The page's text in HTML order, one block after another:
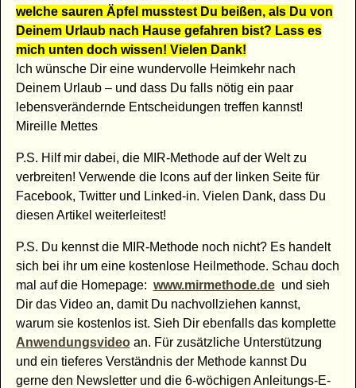
welche sauren Äpfel musstest Du beißen, als Du von
Deinem Urlaub nach Hause gefahren bist? Lass es
mich unten doch wissen! Vielen Dank!
Ich wünsche Dir eine wundervolle Heimkehr nach
Deinem Urlaub – und dass Du falls nötig ein paar
lebensverändernde Entscheidungen treffen kannst!
Mireille Mettes
P.S. Hilf mir dabei, die MIR-Methode auf der Welt zu
verbreiten! Verwende die Icons auf der linken Seite für
Facebook, Twitter und Linked-in. Vielen Dank, dass Du
diesen Artikel weiterleitest!
P.S. Du kennst die MIR-Methode noch nicht? Es handelt
sich bei ihr um eine kostenlose Heilmethode. Schau doch
mal auf die Homepage: www.mirmethode.deund sieh
Dir das Video an, damit Du nachvollziehen kannst,
warum sie kostenlos ist. Sieh Dir ebenfalls das komplette
Anwendungsvideoan. Für zusätzliche Unterstützung
und ein tieferes Verständnis der Methode kannst Du
gerne den Newsletter und die 6-wöchigen Anleitungs-E-